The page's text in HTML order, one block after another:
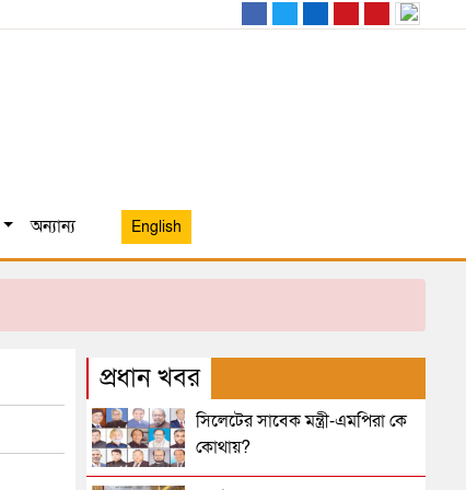
অন্যান্য English
প্রধান খবর
সিলেটের সাবেক মন্ত্রী-এমপিরা কে
কোথায়?